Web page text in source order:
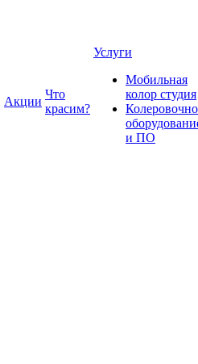
Акции
Что
красим?
Услуги
Мобильная
колор студия
и ПО